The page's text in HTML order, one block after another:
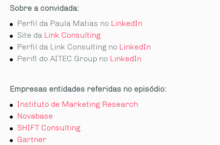
Sobre a convidada:
Perfil da Paula Matias no LinkedIn
Site da Link Consulting
Perfil da Link Consulting no LinkedIn
Perifl do AITEC Group no LinkedIn
Empresas entidades referidas no episódio:
Instituto de Marketing Research
Novabase
SHIFT Consulting
Gartner